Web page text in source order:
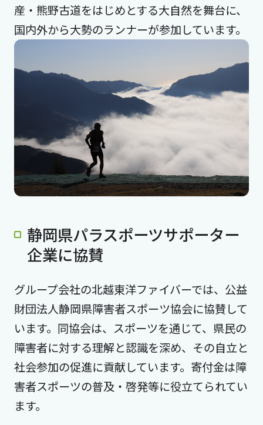
産・熊野古道をはじめとする大自然を舞台に、
国内外から大勢のランナーが参加しています。
静岡県パラスポーツサポーター
企業に協賛
グループ会社の北越東洋ファイバーでは、公益
財団法人静岡県障害者スポーツ協会に協賛して
います。同協会は、スポーツを通じて、県民の
障害者に対する理解と認識を深め、その自立と
社会参加の促進に貢献しています。寄付金は障
害者スポーツの普及・啓発等に役立てられてい
ます。